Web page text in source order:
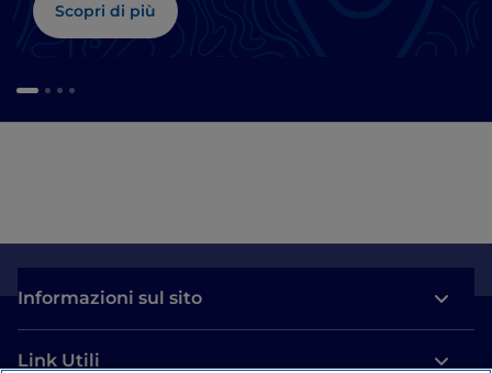
Scopri di più
Informazioni sul sito
Link Utili